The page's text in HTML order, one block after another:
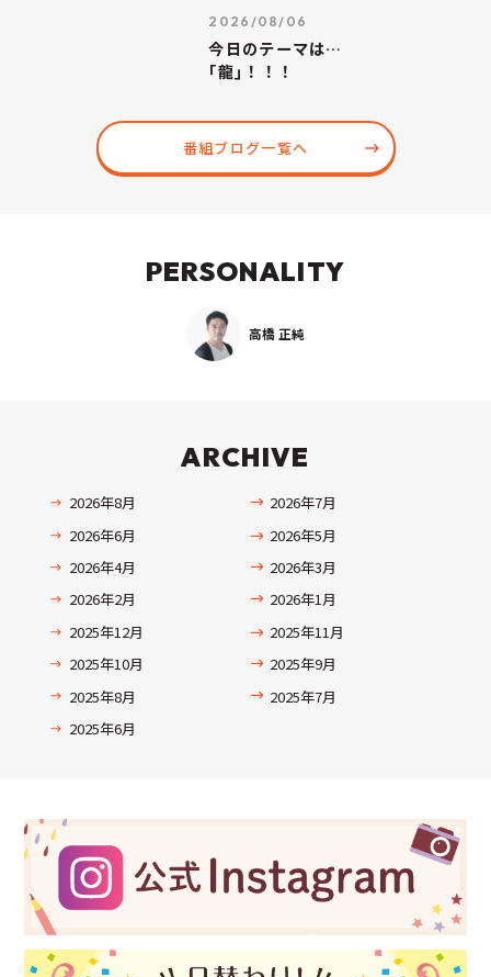
2026/08/06
今日のテーマは…
｢龍｣！！！
番組ブログ一覧へ
PERSONALITY
高橋 正純
ARCHIVE
2026年8月
2026年7月
2026年6月
2026年5月
2026年4月
2026年3月
2026年2月
2026年1月
2025年12月
2025年11月
2025年10月
2025年9月
2025年8月
2025年7月
2025年6月